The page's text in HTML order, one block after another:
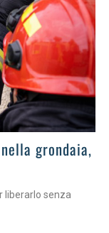
grondaia,
liberarlo senza